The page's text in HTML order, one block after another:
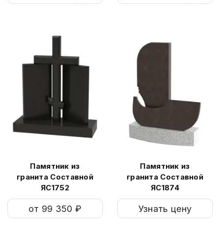
Памятник из
гранита Составной
ЯС1752
от 99 350 ₽
Памятник из
гранита Составной
ЯС1874
Узнать цену